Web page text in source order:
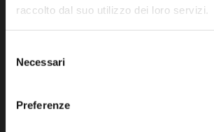
raccolto dal suo utilizzo dei loro servizi.
delNecessari
Preferenze
Wir entwickeln, produzieren und
Produkte und Dienstleistungen zur
www.aminstruments.com